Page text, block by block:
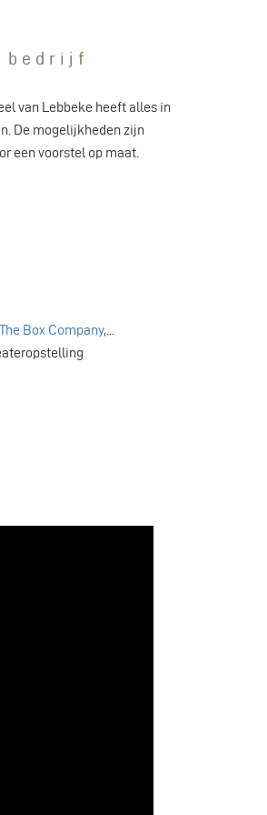
bedrijf
van Lebbeke heeft alles in
De mogelijkheden zijn
een voorstel op maat.
The Box Company,...